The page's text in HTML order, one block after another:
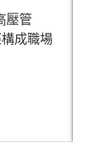
壓管
成職場